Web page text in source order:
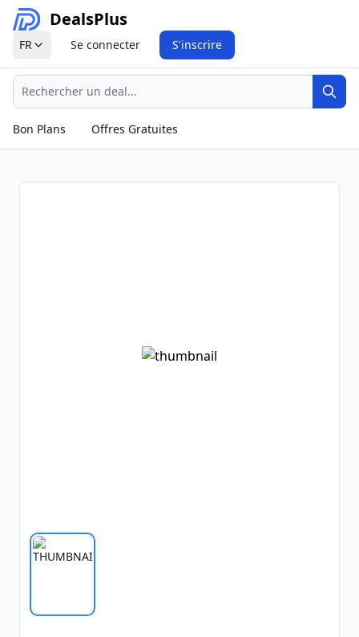
DealsPlus
FR Se connecter S'inscrire
Recherche
Bon Plans
Offres Gratuites